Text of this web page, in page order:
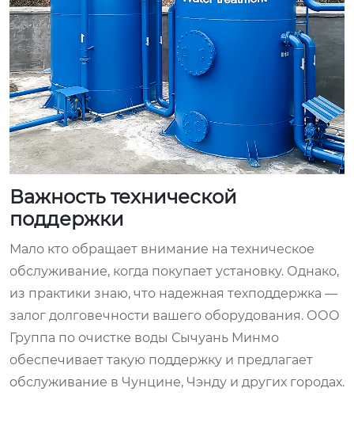
Важность технической
поддержки
Мало кто обращает внимание на техническое
обслуживание, когда покупает установку. Однако,
из практики знаю, что надежная техподдержка —
залог долговечности вашего оборудования. ООО
Группа по очистке воды Сычуань Минмо
обеспечивает такую поддержку и предлагает
обслуживание в Чунцине, Чэнду и других городах.